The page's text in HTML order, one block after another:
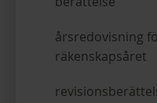
årsredovisning
räkenskapsåret